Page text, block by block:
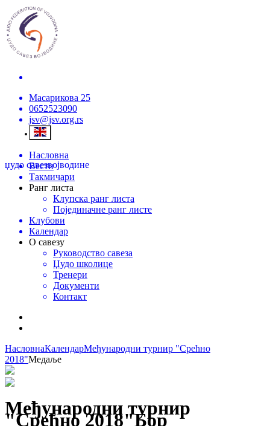
Масарикова 25
0652523090
jsv@jsv.org.rs
џудо савезвојводине
Насловна
Вести
Такмичари
Ранг листа
Клупска ранг листа
Појединачне ранг листе
Клубови
Календар
О савезу
Руководство савеза
Џудо школице
Тренери
Документи
Контакт
НасловнаКалендарМеђународни турнир "Срећно
2018"Медаље
Међународни турнир
"Срећно 2018"Бор